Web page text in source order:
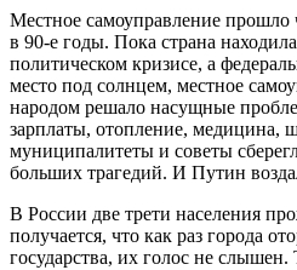
Местное самоуправление прошло
в 90-е годы. Пока страна
политическом кризисе, а
место под солнцем, местное
народом решало насущные
зарплаты, отопление,
муниципалитеты и советы
больших трагедий. И Путин
В России две трети населения
получается, что как раз города
государства, их голос не